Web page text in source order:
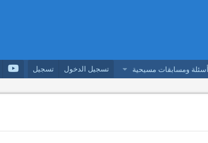
أسئلة ومسابقات مسيحية تسجيل الدخول تسجيل